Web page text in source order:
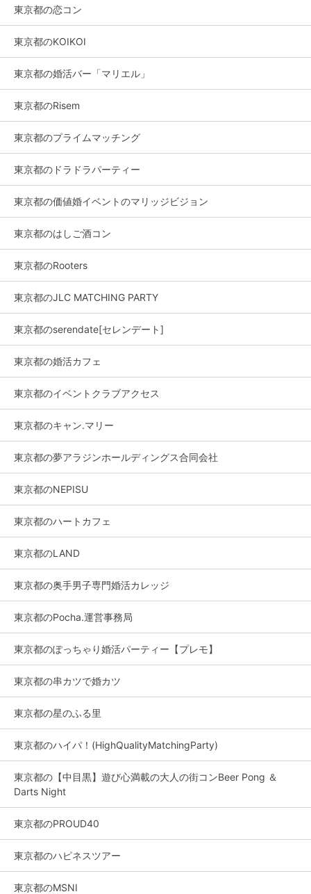
東京都の恋コン
東京都のKOIKOI
東京都の婚活バー「マリエル」
東京都のRisem
東京都のプライムマッチング
東京都のドラドラパーティー
東京都の価値婚イベントのマリッジビジョン
東京都のはしご酒コン
東京都のRooters
東京都のJLC MATCHING PARTY
東京都のserendate[セレンデート]
東京都の婚活カフェ
東京都のイベントクラブアクセス
東京都のキャン.マリー
東京都の夢アラジンホールディングス合同会社
東京都のNEPISU
東京都のハートカフェ
東京都のLAND
東京都の奥手男子専門婚活カレッジ
東京都のPocha.運営事務局
東京都のぽっちゃり婚活パーティー【プレモ】
東京都の串カツで婚カツ
東京都の星のふる里
東京都のハイパ！(HighQualityMatchingParty)
東京都の【中目黒】遊び心満載の大人の街コンBeer Pong ＆
Darts Night
東京都のPROUD40
東京都のハピネスツアー
東京都のMSNI